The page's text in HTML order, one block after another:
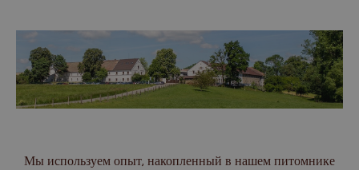
Мы используем опыт, накопленный в нашем питомнике